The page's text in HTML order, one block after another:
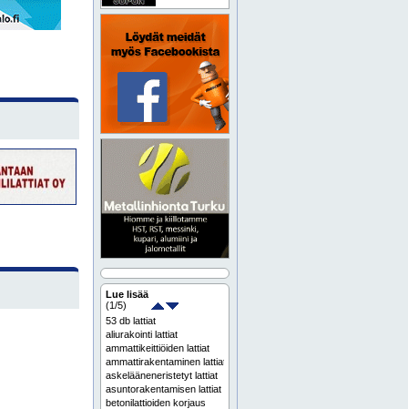
Lue lisää
(1/5)
53 db lattiat
aliurakointi lattiat
ammattikeittiöiden lattiat
ammattirakentaminen lattiat
askelääneneristetyt lattiat
asuntorakentamisen lattiat
betonilattioiden korjaus